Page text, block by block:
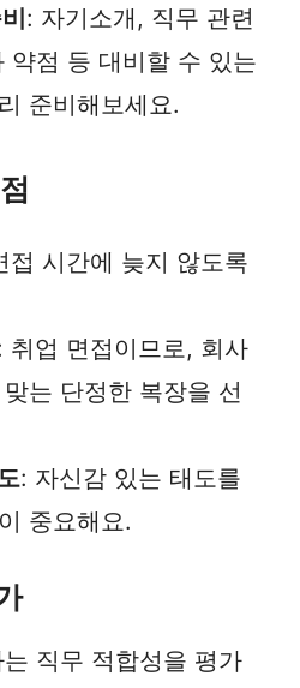
: 자기소개, 직무 관련
약점 등 대비할 수 있는
준비해보세요.
접 시간에 늦지 않도록
취업 면접이므로, 회사
는 단정한 복장을 선
: 자신감 있는 태도를
중요해요.
직무 적합성을 평가